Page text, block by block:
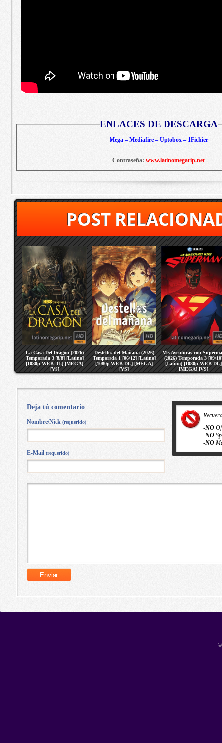
ENLACES DE DESCARGA
Mega – Mediafire – Uptobox – 1Fichier
Contraseña: www.latinomegarip.net
POST
La Casa Del Dragon (2026)
Temporada 3 [8/8] [Latino]
[1080p WEB-DL] [MEGA]
[VS]
Destellos del Mañana (2026)
Temporada 1 [06/12] [Latino]
[1080p WEB-DL] [MEGA]
[VS]
Mis Aventuras con
(2026) Temporada 3 [09/10]
[Latino] [1080p WEB-DL]
[MEGA] [VS]
-NO
-NO
-NO
Deja tú comentario
Nombre/Nick (requerido)
E-Mail (requerido)
©